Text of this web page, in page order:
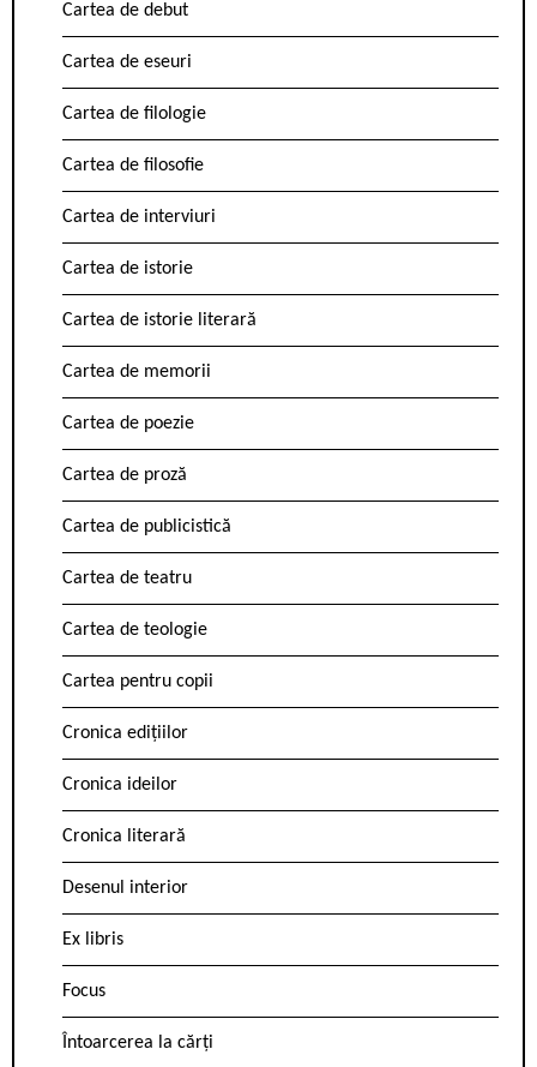
Cartea de debut
Cartea de eseuri
Cartea de filologie
Cartea de filosofie
Cartea de interviuri
Cartea de istorie
Cartea de istorie literară
Cartea de memorii
Cartea de poezie
Cartea de proză
Cartea de publicistică
Cartea de teatru
Cartea de teologie
Cartea pentru copii
Cronica edițiilor
Cronica ideilor
Cronica literară
Desenul interior
Ex libris
Focus
Întoarcerea la cărți